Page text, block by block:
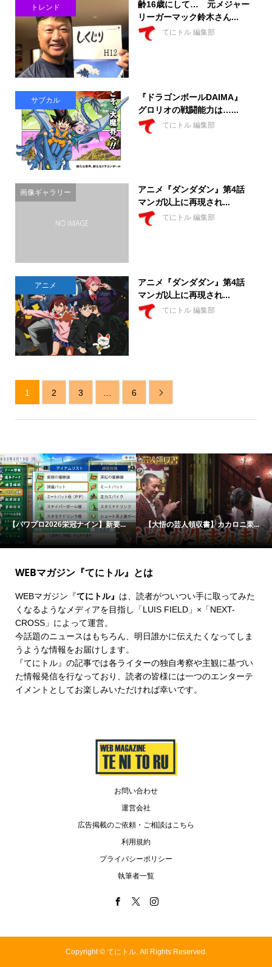
トレンド
齢16歳にして… 元メジャー
リーガーマック鈴木さん...
てにトル 編集部
サブカル
『ドラゴンボールDAIMA』
グロリオの戦闘能力は…...
てにトル 編集部
画像ギャラリー
アニメ『ダンダダン』第4話
マンガ以上に再現され...
てにトル 編集部
アニメ
アニメ『ダンダダン』第4話
マンガ以上に再現され...
てにトル 編集部
1 2 3 6 
【パワプロ2026栄冠ナイン】新要... 【大悟の芸人領収書】カカロニ栗...
WEBマガジン『てにトル』とは
WEBマガジン『てにトル』 は、読者がついつい手に取ってみた
くなるようなメディアを目指し「LUIS FIELD」×「NEXT-
CROSS」によって運営。
今話題のニュースはもちろん、明日誰かに伝えたくなってしま
うような情報をお届けします。
『てにトル』の記事では各ライターの独自考察や主観に基づい
た情報発信を行なっており、読者の皆様には一つのエンターテ
イメントとしてお楽しみいただければ幸いです。
お問い合わせ
運営会社
広告掲載のご依頼・ご相談はこちら
利用規約
プライバシーポリシー
執筆者一覧
Copyright ©てにトル. All Rights Reserved.